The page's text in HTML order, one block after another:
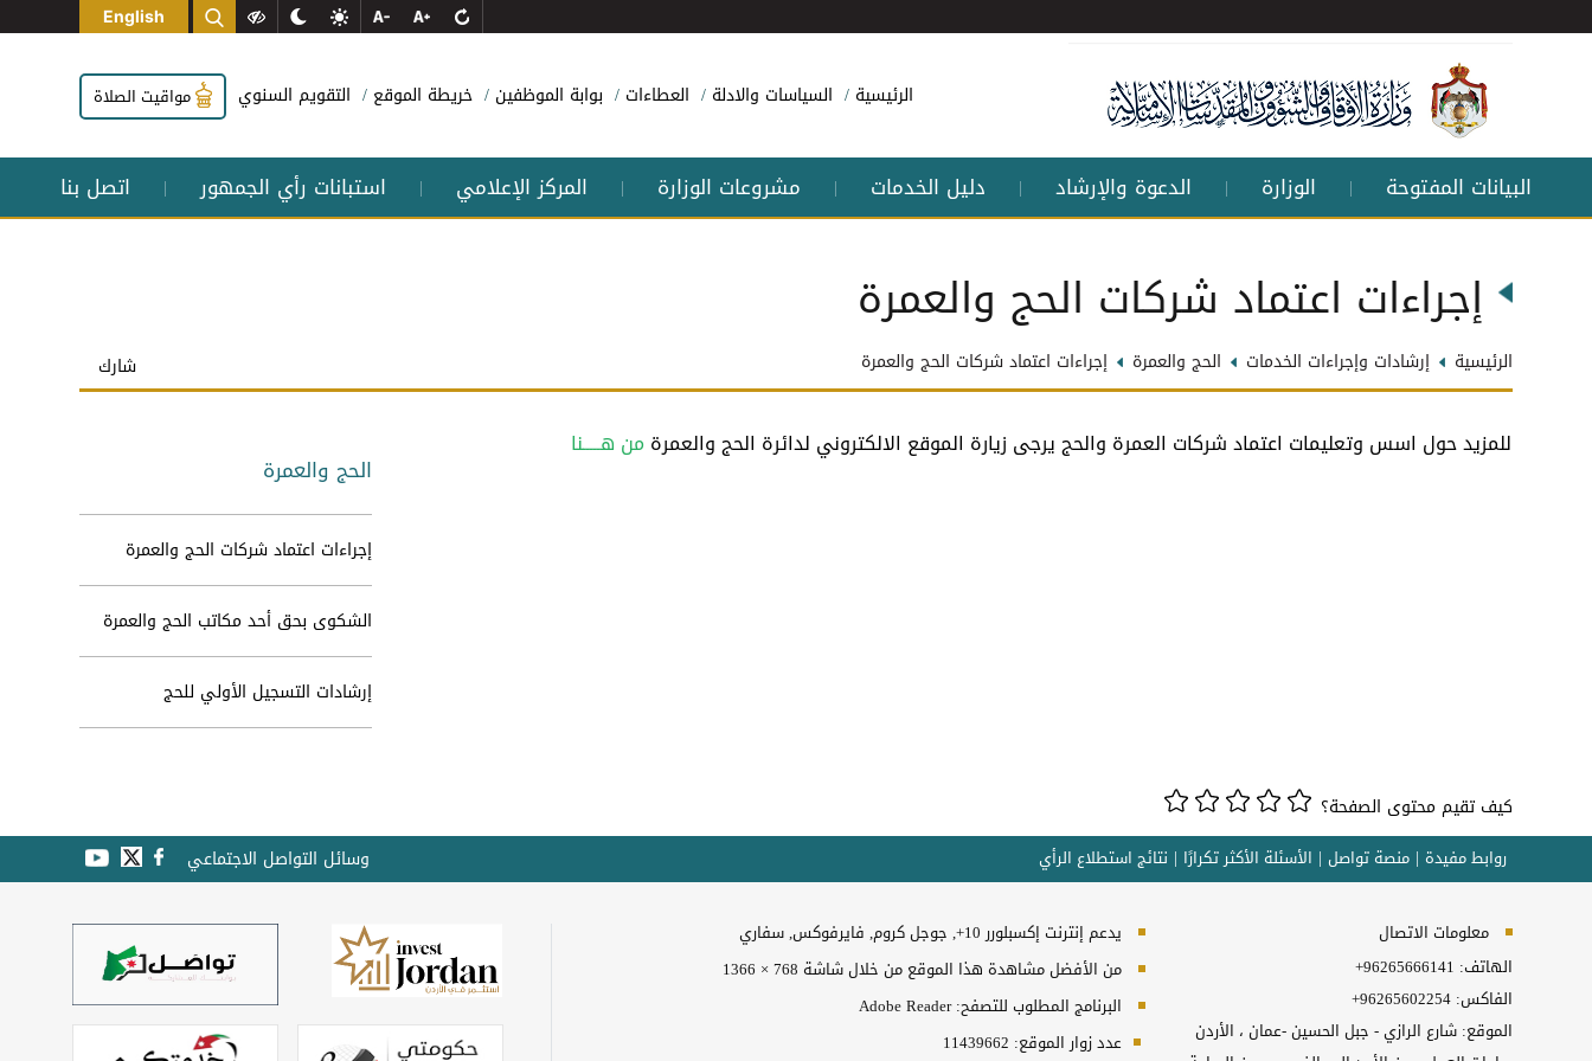
English
الرئيسية السياسات والادلة العطاءات بوابة الموظفين خريطة الموقع التقويم السنوي مواقيت الصلاة
البيانات المفتوحة | الوزارة | الدعوة والإرشاد | دليل الخدمات | مشروعات الوزارة | المركز الإعلامي | استبانات رأي الجمهور | اتصل بنا
إجراءات اعتماد شركات الحج والعمرة
الرئيسية إرشادات وإجراءات الخدمات الحج والعمرة إجراءات اعتماد شركات الحج والعمرة شارك
للمزيد حول اسس وتعليمات اعتماد شركات العمرة والحج يرجى زيارة الموقع الالكتروني لدائرة الحج والعمرةمن هـــــنا
الحج والعمرة
إجراءات اعتماد شركات الحج والعمرة
الشكوى بحق أحد مكاتب الحج والعمرة
إرشادات التسجيل الأولي للحج
كيف تقيم محتوى الصفحة؟
روابط مفيدة منصة تواصل الأسئلة الأكثر تكرارًا نتائج استطلاع الرأي وسائل التواصل الاجتماعي
معلومات الاتصال
الهاتف: +96265666141
الفاكس: +96265602254
الموقع: شارع الرازي - جبل الحسين -عمان ، الأردن
يدعم إنترنت إكسبلورر 10+, جوجل كروم, فايرفوكس, سفاري
من الأفضل مشاهدة هذا الموقع من خلال شاشة 768 × 1366
البرنامج المطلوب للتصفح: Adobe Reader
عدد زوار الموقع: 11439662